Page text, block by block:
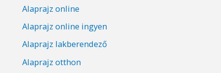
Alaprajz online
Alaprajz online ingyen
Alaprajz lakberendező
Alaprajz otthon